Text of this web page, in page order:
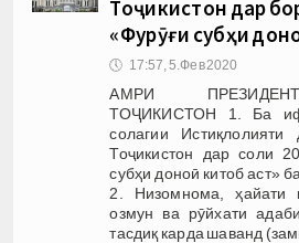
Тоҷикистон дар
«Фурӯғи субҳи
🕔 17:57, 5.Фев 2020
АМРИ
ТОҶИКИСТОН 1. Ба
солагии Истиқлолияти
Тоҷикистон дар соли
субҳи доноӣ китоб аст»
2. Низомнома, ҳайати
озмун ва рӯйхати
тасдиқ карда шаванд